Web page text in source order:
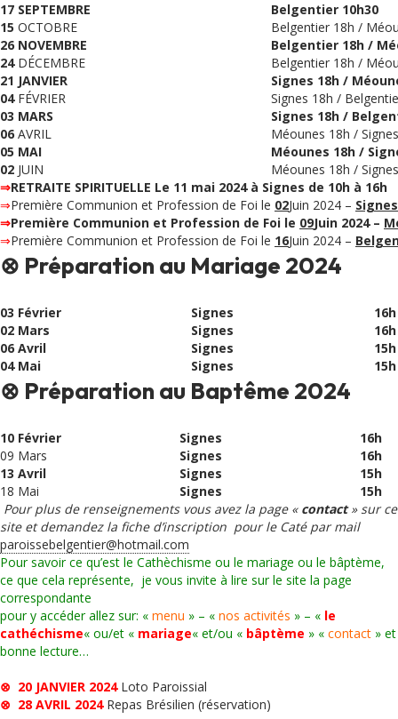
17 SEPTEMBRE
Belgentier 10h30
15 OCTOBRE
Belgentier 18h /
26 NOVEMBRE
Belgentier 18h /
24DÉCEMBRE
Belgentier 18h /
21 JANVIER
Signes 18h /
04FÉVRIER
Signes 18h /
03 MARS
Signes 18h /
06 AVRIL
Méounes 18h /
05 MAI
Méounes 18h /
02 JUIN
Méounes 18h /
⇒RETRAITE SPIRITUELLE Le 11 mai 2024 à Signes de 10h à 16h
⇒Première Communion et Profession de Foi le 02Juin 2024 – Signes
⇒Première Communion et Profession de Foi le 09Juin 2024 –
⇒Première Communion et Profession de Foi le 16Juin 2024 –
⊗ Préparation au Mariage 2024
03 Février Signes
16h
02 Mars
Signes
16h
06 Avril
Signes
15h
04 Mai
Signes 15h
⊗ Préparation au Baptême 2024
10 Février Signes
16h
09 Mars
Signes
16h
13 Avril
Signes
15h
18 Mai
Signes
15h
Pour plus de renseignements vous avez la page « contact» sur ce
site et demandez la fiche d’inscription pour le Caté par mail
paroissebelgentier@hotmail.com
Pour savoir ce qu’est le Cathèchisme ou le mariage ou le bâptème,
ce que cela représente, je vous invite à lire sur le site la page
correspondante
pour y accéder allez sur: « menu » – « nos activités » – « le
cathéchisme« ou/et « mariage« et/ou « bâptème » « contact » et
bonne lecture…
⊗ 20 JANVIER 2024Loto Paroissial
⊗ 28 AVRIL 2024Repas Brésilien (réservation)